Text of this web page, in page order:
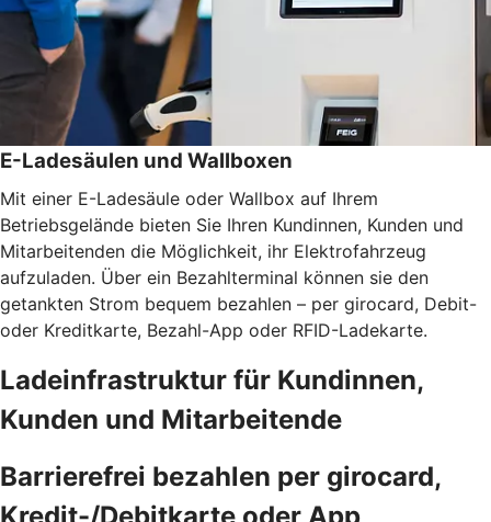
E-Ladesäulen und Wallboxen
Mit einer E-Ladesäule oder Wallbox auf Ihrem
Betriebsgelände bieten Sie Ihren Kundinnen, Kunden und
Mitarbeitenden die Möglichkeit, ihr Elektrofahrzeug
aufzuladen. Über ein Bezahlterminal können sie den
getankten Strom bequem bezahlen – per girocard, Debit-
oder Kreditkarte, Bezahl-App oder RFID-Ladekarte.
Ladeinfrastruktur für Kundinnen,
Kunden und Mitarbeitende
Barrierefrei bezahlen per girocard,
Kredit-/Debitkarte oder App